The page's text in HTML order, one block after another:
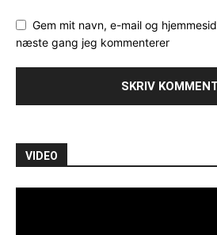
Gem mit navn, e-mail og
næste gang jeg kommenterer
VIDEO